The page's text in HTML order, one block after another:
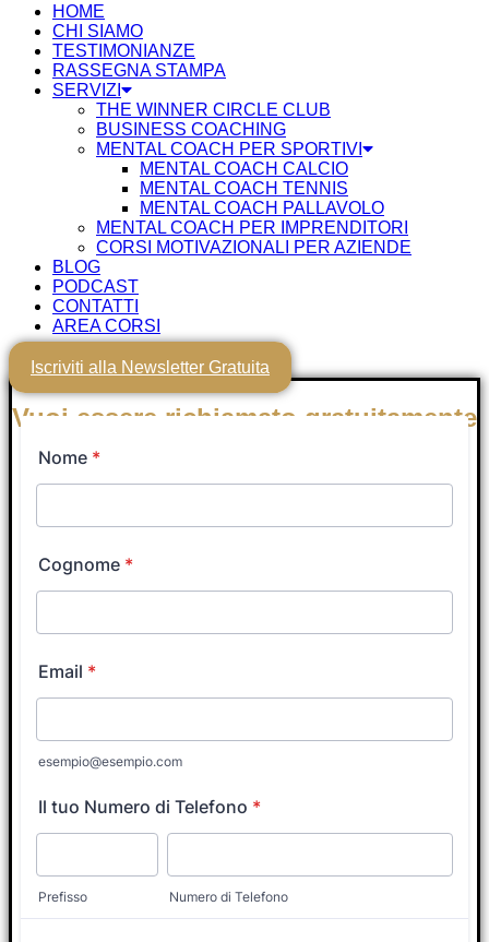
HOME
CHI SIAMO
TESTIMONIANZE
RASSEGNA STAMPA
SERVIZI
THE WINNER CIRCLE CLUB
BUSINESS COACHING
MENTAL COACH PER SPORTIVI
MENTAL COACH CALCIO
MENTAL COACH TENNIS
MENTAL COACH PALLAVOLO
MENTAL COACH PER IMPRENDITORI
CORSI MOTIVAZIONALI PER AZIENDE
BLOG
PODCAST
CONTATTI
AREA CORSI
Iscriviti alla Newsletter Gratuita
Vuoi essere richiamato gratuitamente
nei prossimi minuti da un Tutor
Coach?